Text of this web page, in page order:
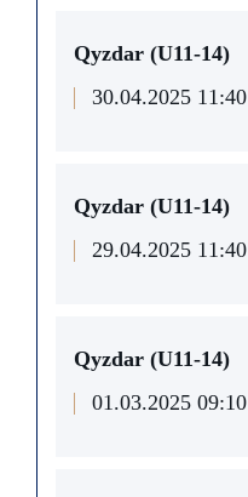
Qyzdar (U11-14)
30.04.2025 11:40
Qyzdar (U11-14)
29.04.2025 11:40
Qyzdar (U11-14)
01.03.2025 09:10